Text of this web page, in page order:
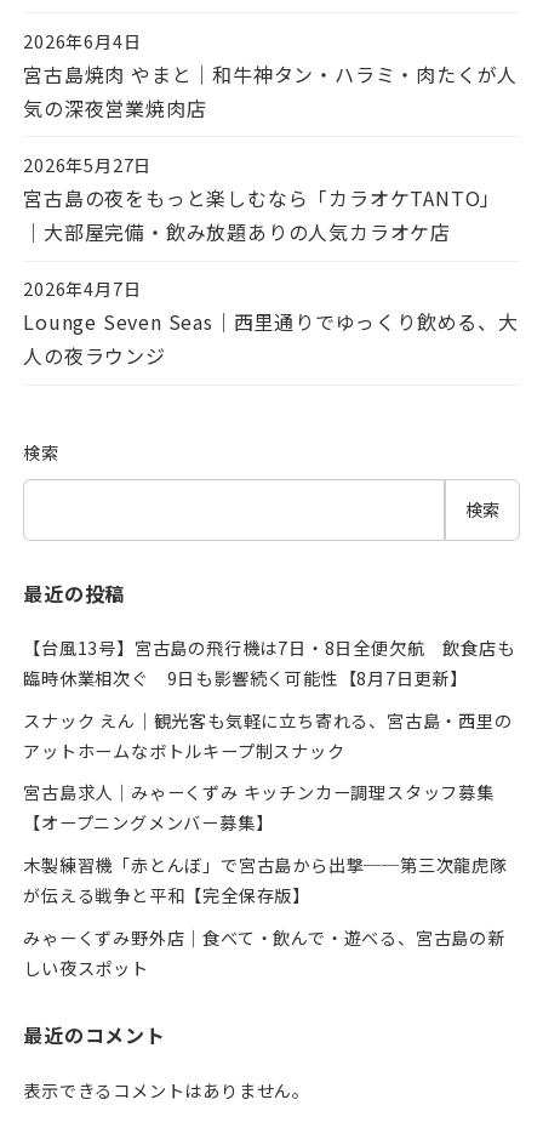
投稿日
2026年6月4日
宮古島焼肉 やまと｜和牛神タン・ハラミ・肉たくが人
気の深夜営業焼肉店
投稿日
2026年5月27日
宮古島の夜をもっと楽しむなら「カラオケTANTO」
｜大部屋完備・飲み放題ありの人気カラオケ店
投稿日
2026年4月7日
Lounge Seven Seas｜西里通りでゆっくり飲める、大
人の夜ラウンジ
検索
検索
最近の投稿
【台風13号】宮古島の飛行機は7日・8日全便欠航 飲食店も
臨時休業相次ぐ 9日も影響続く可能性【8月7日更新】
スナック えん｜観光客も気軽に立ち寄れる、宮古島・西里の
アットホームなボトルキープ制スナック
宮古島求人｜みゃーくずみ キッチンカー調理スタッフ募集
【オープニングメンバー募集】
木製練習機「赤とんぼ」で宮古島から出撃──第三次龍虎隊
が伝える戦争と平和【完全保存版】
みゃーくずみ野外店｜食べて・飲んで・遊べる、宮古島の新
しい夜スポット
最近のコメント
表示できるコメントはありません。